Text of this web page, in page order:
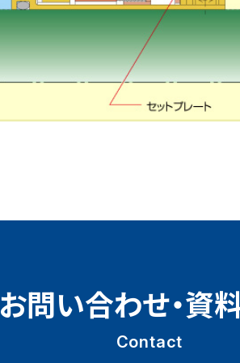
お問い合わせ・資
Contact